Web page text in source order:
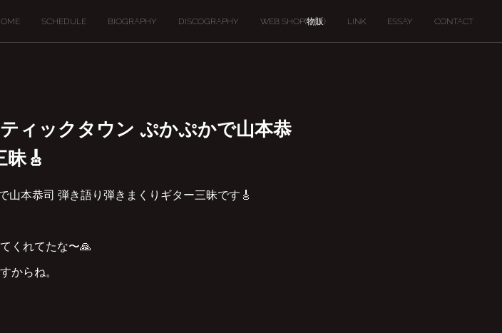
SCHEDULE BIOGRAPHY DISCOGRAPHY WEB SHOP(物販) LINK ESSAY CONTACT
ィックタウン ぷかぷかで山本恭
🎸
本恭司 弾き語り弾きまくりギター三昧です🎸
くれてたな〜🙏
からね。